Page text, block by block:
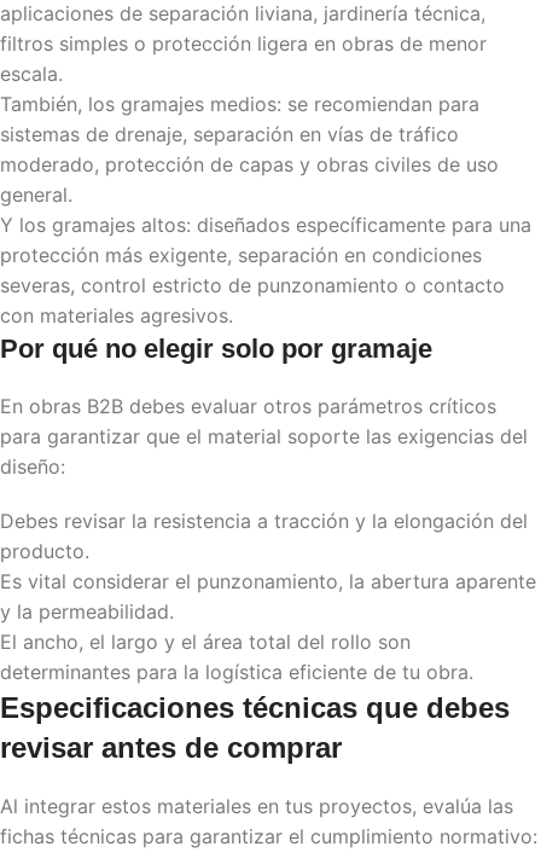
aplicaciones de separación liviana, jardinería técnica,
filtros simples o protección ligera en obras de menor
escala.
También, los gramajes medios: se recomiendan para
sistemas de drenaje, separación en vías de tráfico
moderado, protección de capas y obras civiles de uso
general.
Y los gramajes altos: diseñados específicamente para una
protección más exigente, separación en condiciones
severas, control estricto de punzonamiento o contacto
con materiales agresivos.
Por qué no elegir solo por gramaje
En obras B2B debes evaluar otros parámetros críticos
para garantizar que el material soporte las exigencias del
diseño:
Debes revisar la resistencia a tracción y la elongación del
producto.
Es vital considerar el punzonamiento, la abertura aparente
y la permeabilidad.
El ancho, el largo y el área total del rollo son
determinantes para la logística eficiente de tu obra.
Especificaciones técnicas que debes
revisar antes de comprar
Al integrar estos materiales en tus proyectos, evalúa las
fichas técnicas para garantizar el cumplimiento normativo: